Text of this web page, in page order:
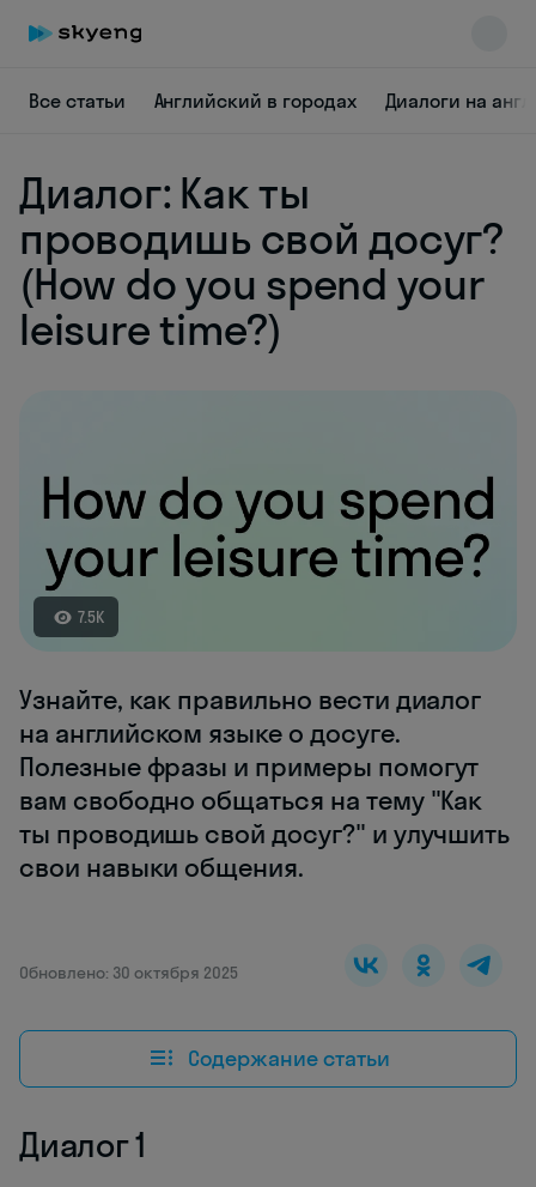
Все статьи Английский в городах Диалоги на
Диалог: Как ты
проводишь свой досуг?
(How do you spend your
leisure time?)
7.5K
Узнайте, как правильно вести диалог
на английском языке о досуге.
Полезные фразы и примеры помогут
вам свободно общаться на тему "Как
ты проводишь свой досуг?" и улучшить
свои навыки общения.
Обновлено: 30 октября 2025
Содержание статьи
Диалог 1
Skyeng Chat
online